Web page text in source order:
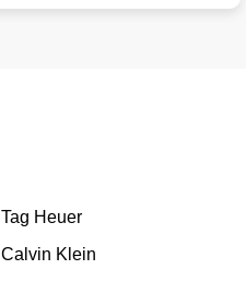
Tag Heuer
Calvin Klein